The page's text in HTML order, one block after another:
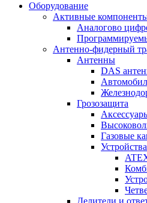
Оборудование
Активные
Аналогово
Антенно-фидерный
Антенны
DAS
Грозозащита
Газовые
Делители и